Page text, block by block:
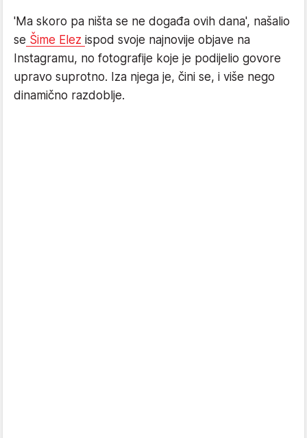
'Ma skoro pa ništa se ne događa ovih dana', našalio
se Šime Elez ispod svoje najnovije objave na
Instagramu, no fotografije koje je podijelio govore
upravo suprotno. Iza njega je, čini se, i više nego
dinamično razdoblje.